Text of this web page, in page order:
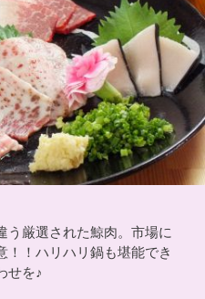
う厳選された鯨肉。市場に
！！ハリハリ鍋も堪能でき
せを♪